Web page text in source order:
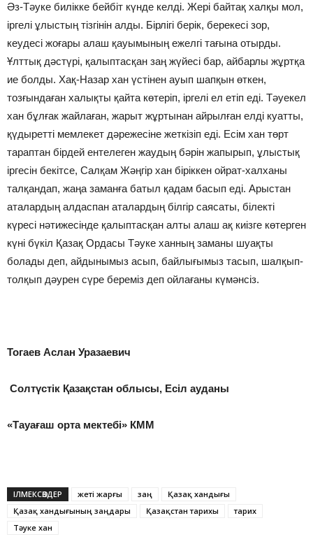
Әз-Тәуке билікке бейбіт күнде келді. Жері байтақ халқы мол,
іргелі ұлыстың тізгінін алды. Бірлігі берік, берекесі зор,
кеудесі жоғары алаш қауымының ежелгі тағына отырды.
Ұлттық дәстүрі, қалыптасқан заң жүйесі бар, айбарлы жұртқа
ие болды. Хақ-Назар хан үстінен ауып шапқын өткен,
тозғындаған халықты қайта көтеріп, іргелі ел етіп еді. Тәуекел
хан бұлғак жайлаған, жарыт жұртынан айрылған елді куатты,
қүдыретті мемлекет дәрежесіне жеткізіп еді. Есім хан төрт
тараптан бірдей ентелеген жаудың бәрін жапырып, ұлыстық
іргесін бекітсе, Салқам Жәңгір хан біріккен ойрат-халханы
талқандап, жаңа заманға батыл қадам басып еді. Арыстан
аталардың алдаспан аталардың білгір саясаты, білекті
күресі нәтижесінде қалыптасқан алты алаш ақ киізге көтерген
күні бүкіл Қазақ Ордасы Тәуке ханның заманы шуақты
болады деп, айдынымыз асып, байлығымыз тасып, шалқып-
толқып дәурен сүре береміз деп ойлағаны күмәнсіз.
Тогаев Аслан Уразаевич
Солтүстік Қазақстан облысы, Есiл ауданы
«Тауағаш орта мектебі» КММ
ІЛМЕКСӨЗДЕР жеті жарғы заң
Қазақ хандығы
Қазақ хандығының заңдары
Қазақстан тарихы
тарих
Тәуке хан